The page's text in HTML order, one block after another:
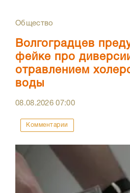
Общество
Волгоградцев
фейке про
отравлением
воды
08.08.202607:00
Комментарии